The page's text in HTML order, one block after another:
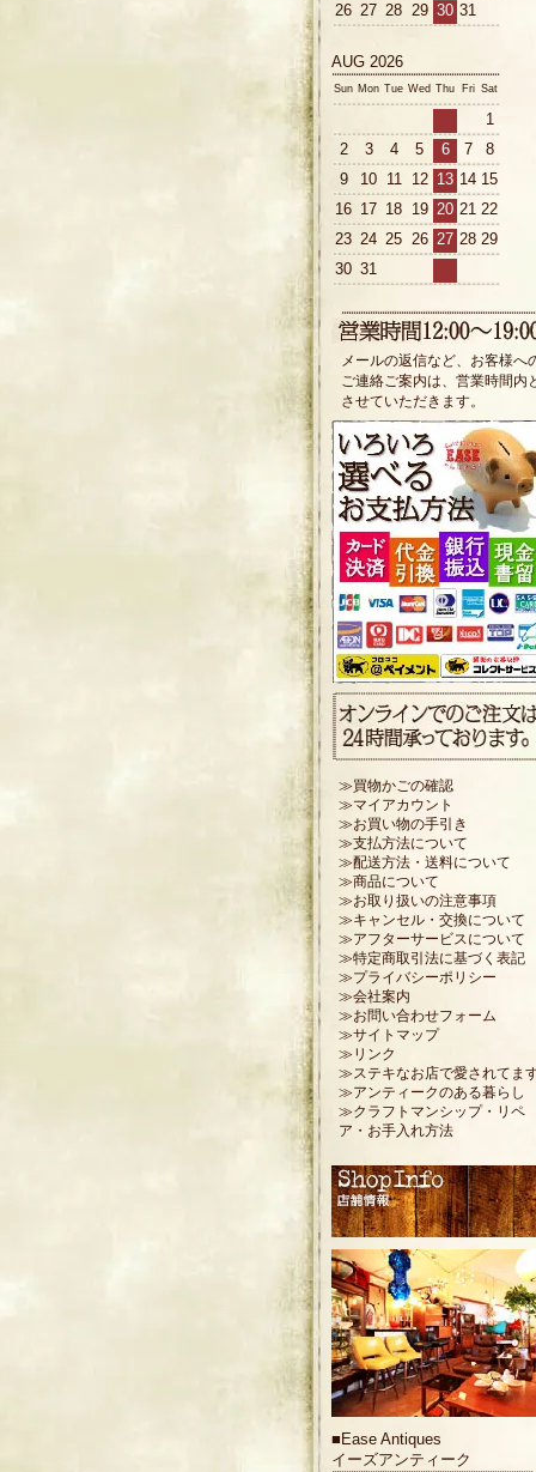
26 27 28 29 30 31
AUG 2026
Sun Mon Tue Wed Thu Fri Sat
1
2
3 4 5 6 7
8
9
10 11 12 13 14 15
16 17 18 19 20 21 22
23 24 25 26 27 28 29
30 31
メールの返信など、お客様へ
ご連絡ご案内は、営業時間内
させていただきます。
≫買物かごの確認
≫マイアカウント
≫お買い物の手引き
≫支払方法について
≫配送方法・送料について
≫商品について
≫お取り扱いの注意事項
≫キャンセル・交換について
≫アフターサービスについて
≫特定商取引法に基づく表記
≫プライバシーポリシー
≫会社案内
≫お問い合わせフォーム
≫サイトマップ
≫リンク
≫ステキなお店で愛されてま
≫アンティークのある暮らし
≫クラフトマンシップ・リペ
ア・お手入れ方法
■ Ease Antiques
イーズアンティーク